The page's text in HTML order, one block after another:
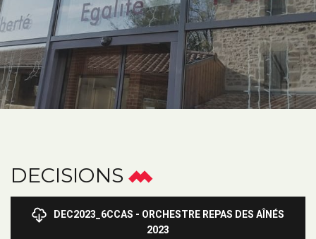
DECISIONS
DEC2023_6CCAS - ORCHESTRE REPAS DES AÎNÉS
2023